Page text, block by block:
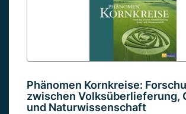
Phänomen Kornkreise:
zwischen Volksüberlieferung,
und Naturwissenschaft